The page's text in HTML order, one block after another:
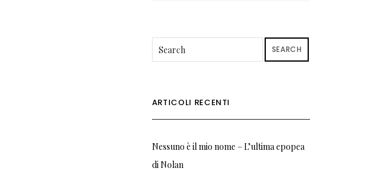
SEARCH
ARTICOLI RECENTI
Nessuno è il mio nome – L’ultima epopea
di Nolan